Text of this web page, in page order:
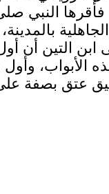
فأقرها
الجاهلية
التين أن
الأبواب،
عتق بصفة